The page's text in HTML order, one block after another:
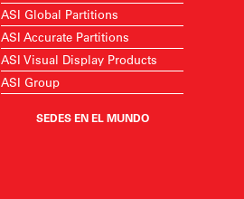
ASI Global Partitions
ASI Accurate Partitions
ASI Visual Display Products
ASI Group
SEDES EN EL MUNDO